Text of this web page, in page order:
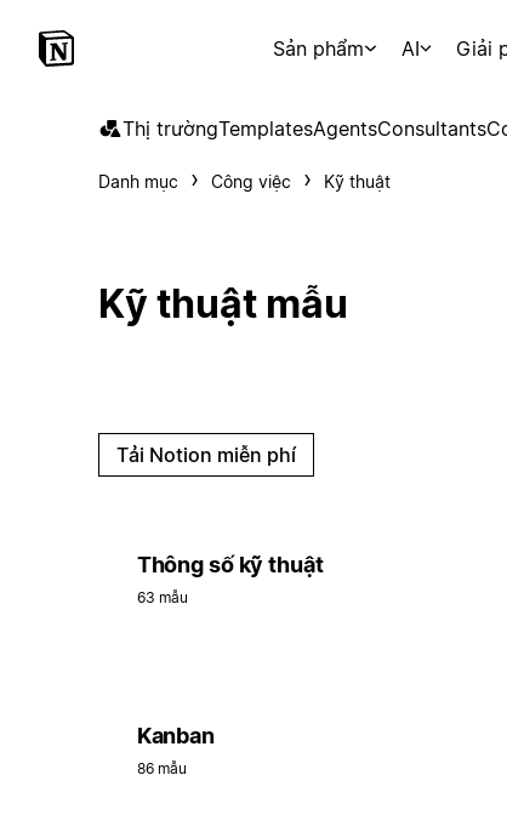
Sản phẩm AI Giải
Thị trườngTemplatesAgentsConsultants
Danh mục Công việc Kỹ thuật
Kỹ thuật mẫu
Tải Notion miễn phí
Thông số kỹ thuật
63 mẫu
Kanban
86 mẫu